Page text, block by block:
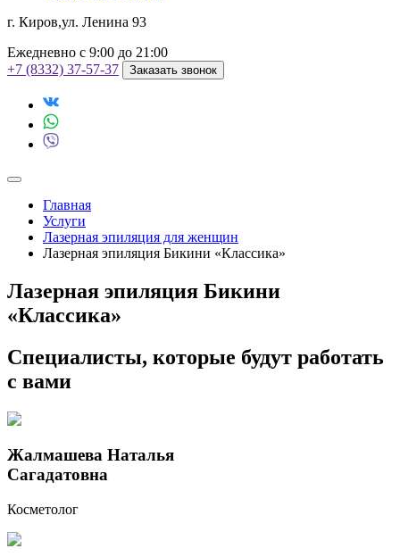
г. Киров,ул. Ленина 93
Ежедневно с 9:00 до 21:00
+7 (8332) 37-57-37
Заказать звонок
Главная
Услуги
Лазерная эпиляция для женщин
Лазерная эпиляция Бикини «Классика»
Лазерная эпиляция Бикини
«Классика»
Специалисты, которые будут работать
с вами
Жалмашева Наталья
Сагадатовна
Косметолог